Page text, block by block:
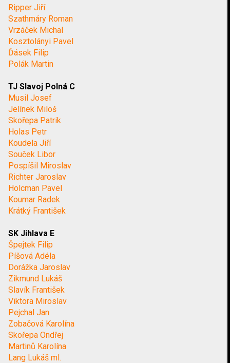
Ripper Jiří
Szathmáry Roman
Vrzáček Michal
Kosztolányi Pavel
Ďásek Filip
Polák Martin
TJ Slavoj Polná C
Musil Josef
Jelínek Miloš
Skořepa Patrik
Holas Petr
Koudela Jiří
Souček Libor
Pospíšil Miroslav
Richter Jaroslav
Holcman Pavel
Koumar Radek
Krátký František
SK Jihlava E
Špejtek Filip
Píšová Adéla
Dorážka Jaroslav
Zikmund Lukáš
Slavík František
Viktora Miroslav
Pejchal Jan
Zobačová Karolína
Skořepa Ondřej
Martinů Karolína
Lang Lukáš ml.